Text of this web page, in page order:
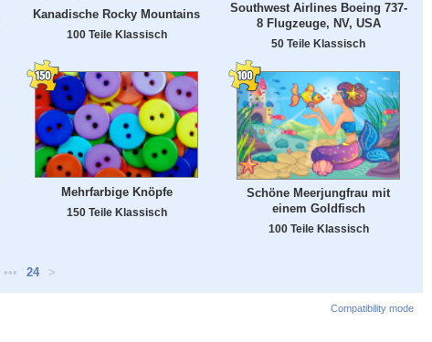
Kanadische Rocky Mountains
100 Teile Klassisch
Southwest Airlines Boeing 737-
8 Flugzeuge, NV, USA
50 Teile Klassisch
Mehrfarbige Knöpfe
150 Teile Klassisch
Schöne Meerjungfrau mit
einem Goldfisch
100 Teile Klassisch
••• 24 >
Compatibility mode